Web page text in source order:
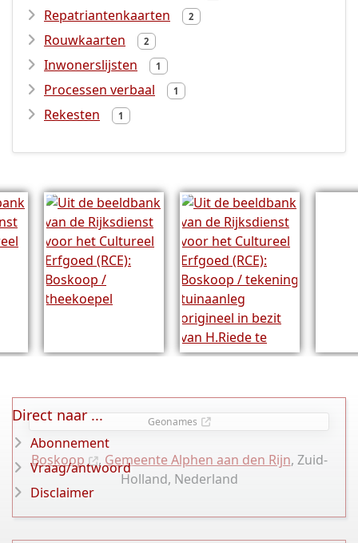
Repatriantenkaarten 2
Rouwkaarten 2
Inwonerslijsten 1
Processen verbaal 1
Rekesten 1
Geonames
Boskoop , Gemeente Alphen aan den Rijn, Zuid-
Holland, Nederland
Direct naar ...
Abonnement
Vraag/antwoord
Disclaimer